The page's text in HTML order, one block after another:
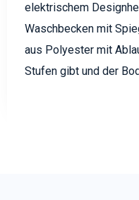
elektrischem
Waschbecken mit
aus Polyester mit
Stufen gibt und der